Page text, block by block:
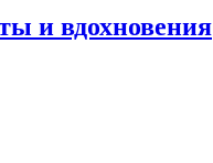
и вдохновения